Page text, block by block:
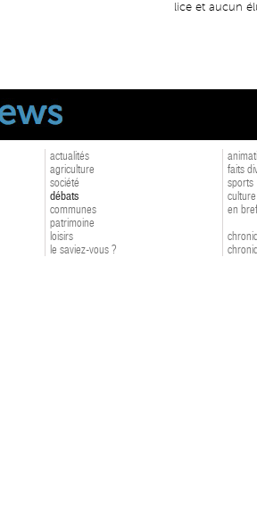
lice et aucun
actualités
agriculture
société
débats
communes
patrimoine
loisirs
le saviez-vous ?
faits
sports
culture
en bref